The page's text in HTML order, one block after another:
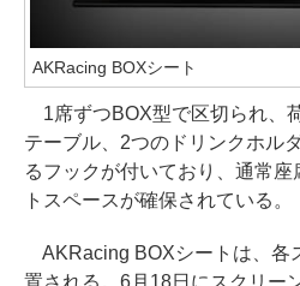
AKRacing BOXシート
1席ずつBOX型で区切られ、
テーブル、2つのドリンクホル
るフックが付いており、通常
トスペースが確保されている。
AKRacing BOXシートは、各
置される。6月18日にスクリー